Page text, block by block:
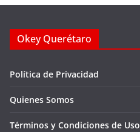
Okey Querétaro
Política de Privacidad
Quienes Somos
Términos y Condiciones de Uso